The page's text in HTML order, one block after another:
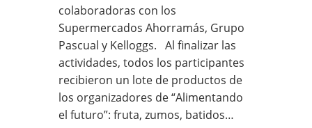
colaboradoras con los
Supermercados Ahorramás, Grupo
Pascual y Kelloggs. Al finalizar las
actividades, todos los participantes
recibieron un lote de productos de
los organizadores de “Alimentando
el futuro”: fruta, zumos, batidos…